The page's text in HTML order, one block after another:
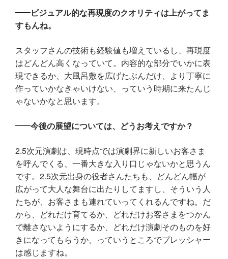
ビジュアル的な再現度のクオリティは上がってま
すもんね。
スタッフさんの技術も経験値も増えているし、再現度
はどんどん高くなっていて。内容的な部分でいかに表
現できるか、大風呂敷を広げたぶんだけ、より丁寧に
作っていかなきゃいけない、っていう時期に来たんじ
ゃないかなと思います。
今後の展望については、どうお考えですか？
2.5次元演劇は、現時点では演劇界に新しいお客さま
を呼んでくる、一番大きな入り口じゃないかと思うん
です。2.5次元出身の役者さんたちも、どんどん幅が
広がって大人な舞台に出たりしてますし、そういう人
たちが、お客さまも連れていってくれるんですね。だ
から、どれだけ育てるか、どれだけお客さまをつかん
で離さないようにするか、どれだけ演劇そのものを好
きになってもらうか、っていうところでプレッシャー
は感じますね。